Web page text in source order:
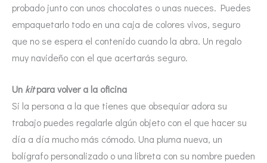
probado junto con unos chocolates o unas nueces. Puedes
empaquetarlo todo en una caja de colores vivos, seguro
que no se espera el contenido cuando la abra. Un regalo
muy navideño con el que acertarás seguro.
Un kitpara volver a la oficina
Si la persona a la que tienes que obsequiar adora su
trabajo puedes regalarle algún objeto con el que hacer su
día a día mucho más cómodo. Una pluma nueva, un
bolígrafo personalizado o una libreta con su nombre pueden